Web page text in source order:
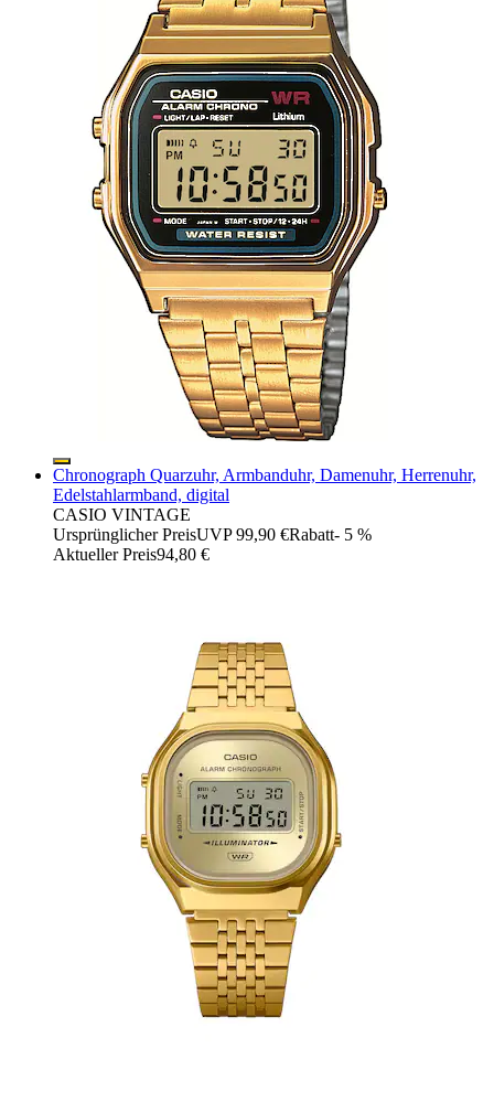
Chronograph Quarzuhr, Armbanduhr, Damenuhr, Herrenuhr,
Edelstahlarmband, digital
CASIO VINTAGE
Ursprünglicher PreisUVP 99,90 €Rabatt- 5 %
Aktueller Preis94,80 €